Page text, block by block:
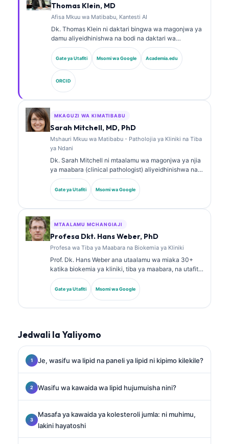
Thomas Klein, MD
Afisa Mkuu wa Matibabu, Kantesti AI
Dk. Thomas Klein ni daktari bingwa wa magonjwa ya
damu aliyeidhinishwa na bodi na daktari wa
magonjwa ya ndani, mwenye zaidi ya miaka 15 ya
uzoefu katika dawa za maabara na uchambuzi wa
kimatibabu unaosaidiwa na AI. Kama Afisa Mkuu wa
Tiba katika Kantesti AI, anatoa usimamizi wa
kimatibabu wa usahihi wa matibabu wa mtandao wa
neva wa kipekee. Dk. Klein amechapisha kwa wingi
kuhusu tafsiri ya viashirio vya kibayolojia na
Gate ya Utafiti Msomi wa Google Academia.edu
ORCID
MKAGUZI WA KIMATIBABU
Sarah Mitchell, MD, PhD
Mshauri Mkuu wa Matibabu - Patholojia ya Kliniki na Tiba
ya Ndani
Dk. Sarah Mitchell ni mtaalamu wa magonjwa ya njia
ya maabara (clinical pathologist) aliyeidhinishwa na
bodi, mwenye zaidi ya miaka 18 ya uzoefu. Ana vyeti
vya utaalamu katika kemia ya kliniki na amechapisha
kwa wingi kuhusu paneli za viashiria vya kiafya na
Gate ya Utafiti Msomi wa Google
MTAALAMU MCHANGIAJI
Profesa Dkt. Hans Weber, PhD
Profesa wa Tiba ya Maabara na Biokemia ya Kliniki
Prof. Dk. Hans Weber ana utaalamu wa miaka 30+
katika biokemia ya kliniki, tiba ya maabara, na utafiti
wa viashiria vya kiafya (biomarkers). Aliwahi kuwa
Rais wa zamani wa Jumuiya ya Ujerumani ya Kemia
ya Kliniki, na anajikita katika uchambuzi wa paneli za
Gate ya Utafiti Msomi wa Google
Jedwali la Yaliyomo
Je, wasifu wa lipid na paneli ya lipid ni kipimo kilekile?
Wasifu wa kawaida wa lipid hujumuisha nini?
Masafa ya kawaida ya kolesteroli jumla: ni muhimu,
lakini hayatoshi